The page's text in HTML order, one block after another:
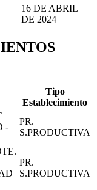
16 DE ABRIL
DE 2024
Tipo
Establecimiento
-
PR.
S.PRODUCTIVA
PR.
S.PRODUCTIVA